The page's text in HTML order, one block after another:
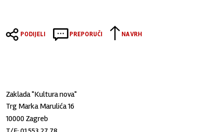
PODIJELI PREPORUČI NA VRH
Zaklada "Kultura nova"
Trg Marka Marulića 16
10000 Zagreb